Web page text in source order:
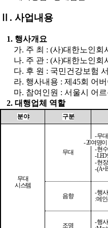
. 사업내용
1. 행사개요
가. 주 최 : (사)대한노인회
나. 주 관 : (사)대한노인회
다. 후 원 : 국민건강보험
라. 행사내용 : 제 45회 어
마. 참여인원 : 서울시 어르
2.대행업체 역할
분 야 구 분
무대
시스템
무대
-무
- 20여명이
-현
- LED
-현
- (A+B
음향 -행
:메
조명 -행